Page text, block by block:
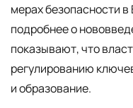
мерах безопасности
подробнее о
показывают, что
регулированию
и образование.